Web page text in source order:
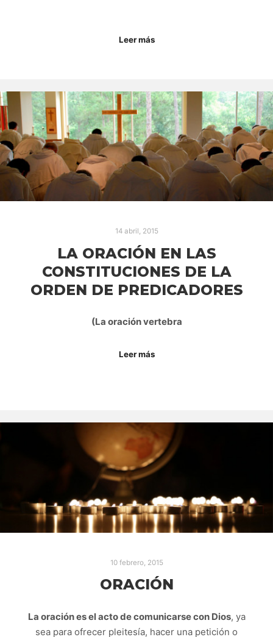
Leer más
14 abril, 2015
LA ORACIÓN EN LAS
CONSTITUCIONES DE LA
ORDEN DE PREDICADORES
(La oración vertebra
Leer más
10 febrero, 2015
ORACIÓN
La oración es el acto de comunicarse con Dios, ya
sea para ofrecer pleitesía, hacer una petición o